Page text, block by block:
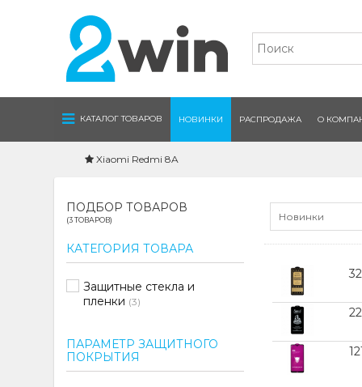
КАТАЛОГ ТОВАРОВ НОВИНКИ РАСПРОДАЖА О
Xiaomi Redmi 8A
ПОДБОР ТОВАРОВ
(3 ТОВАРОВ)
КАТЕГОРИЯ ТОВАРА
Защитные стекла и
пленки (3)
ПАРАМЕТР ЗАЩИТНОГО
ПОКРЫТИЯ
Новинки